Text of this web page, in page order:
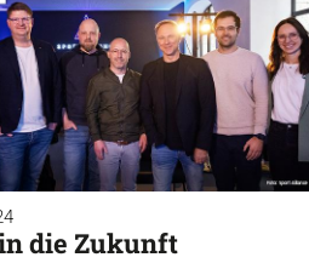
die Zukunft